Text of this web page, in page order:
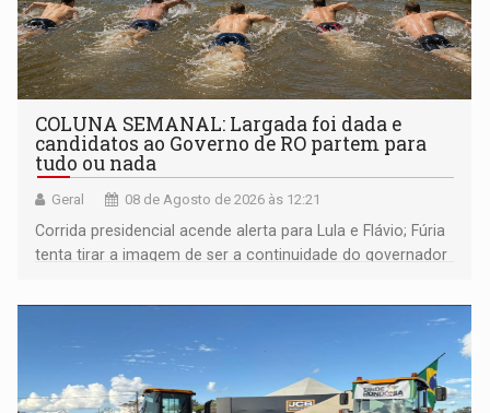
COLUNA SEMANAL: Largada foi dada e
candidatos ao Governo de RO partem para
tudo ou nada
Geral 08 de Agosto de 2026 às 12:21
Corrida presidencial acende alerta para Lula e Flávio; Fúria
tenta tirar a imagem de ser a continuidade do governador
não ter entrado no modo eleição; ABAV faz evento em